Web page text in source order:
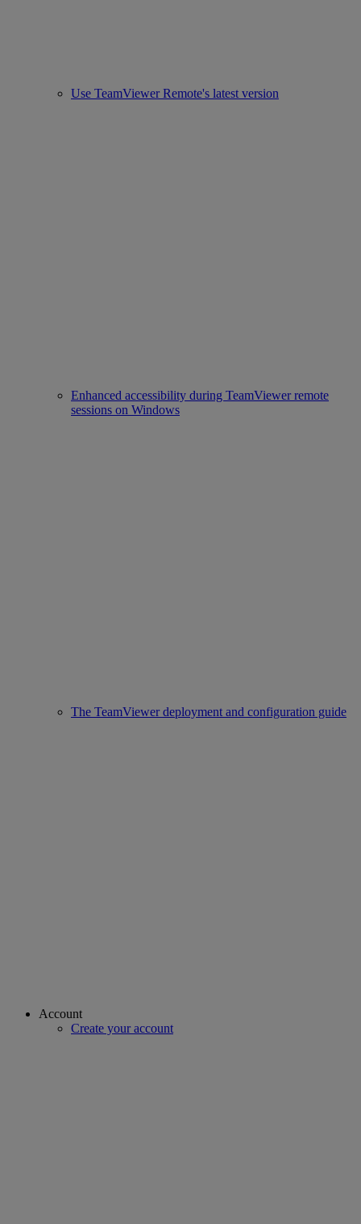
Use TeamViewer Remote's latest version
Enhanced accessibility during TeamViewer remote
sessions on Windows
The TeamViewer deployment and configuration guide
Account
Create your account